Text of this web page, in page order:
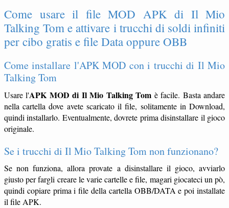
Come usare il file MOD APK di Il Mio
Talking Tom e attivare i trucchi di soldi infiniti
per cibo gratis e file Data oppure OBB
Come installare l'APK MOD con i trucchi di Il Mio
Talking Tom
Usare l'APK MOD di Il Mio Talking Tom è facile. Basta andare
nella cartella dove avete scaricato il file, solitamente in Download,
quindi installarlo. Eventualmente, dovrete prima disinstallare il gioco
originale.
Se i trucchi di Il Mio Talking Tom non funzionano?
Se non funziona, allora provate a disinstallare il gioco, avviarlo
giusto per fargli creare le varie cartelle e file, magari giocateci un pò,
quindi copiare prima i file della cartella OBB/DATA e poi installate
il file APK.